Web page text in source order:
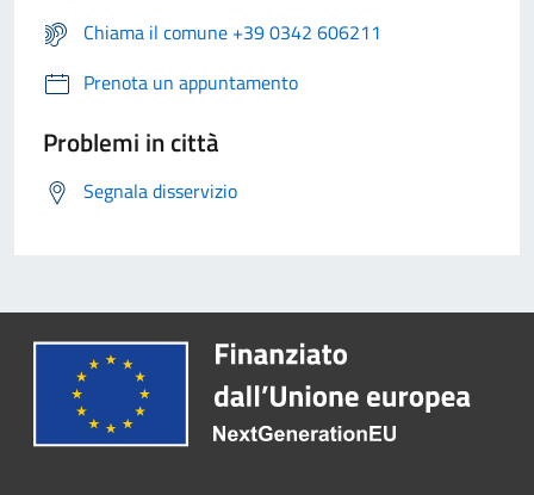
Chiama il comune +39 0342 606211
Prenota un appuntamento
Problemi in città
Segnala disservizio